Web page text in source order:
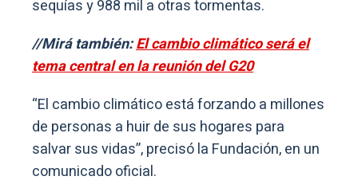
sequías y 988 mil a otras tormentas.
//Mirá también:El cambio climático será el
tema central en la reunión del G20
“El cambio climático está forzando a millones
de personas a huir de sus hogares para
salvar sus vidas”, precisó la Fundación, en un
comunicado oficial.